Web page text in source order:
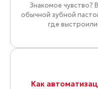
Знакомое чувство?
обычной зубной
где
Как